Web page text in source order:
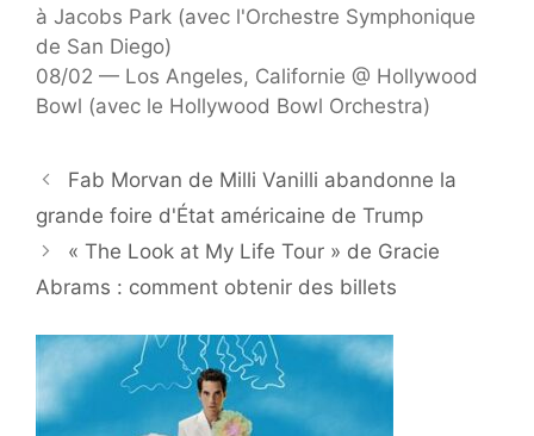
à Jacobs Park (avec l'Orchestre Symphonique
de San Diego)
08/02 — Los Angeles, Californie @ Hollywood
Bowl (avec le Hollywood Bowl Orchestra)
Fab Morvan de Milli Vanilli abandonne la
grande foire d'État américaine de Trump
« The Look at My Life Tour » de Gracie
Abrams : comment obtenir des billets